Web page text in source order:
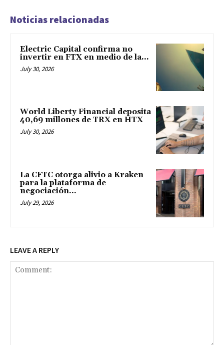
Noticias relacionadas
Electric Capital confirma no
invertir en FTX en medio de la...
July 30, 2026
World Liberty Financial deposita
40,69 millones de TRX en HTX
July 30, 2026
La CFTC otorga alivio a Kraken
para la plataforma de
negociación...
July 29, 2026
LEAVE A REPLY